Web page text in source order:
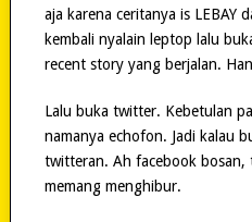
aja karena ceritanya is LEBAY
kembali nyalain leptop lalu
recent story yang berjalan.
Lalu buka twitter. Kebetulan
namanya echofon. Jadi kalau
twitteran. Ah facebook bosan,
memang menghibur.